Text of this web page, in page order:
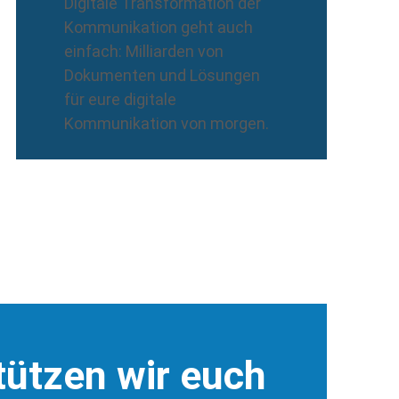
Kommunikation geht auch
einfach: Milliarden von
Dokumenten und Lösungen
für eure digitale
Kommunikation von morgen.
wir euch